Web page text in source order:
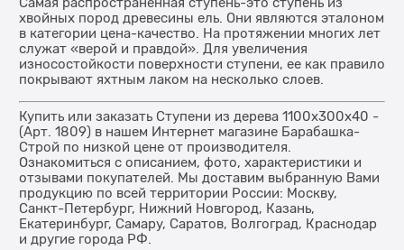
хвойных пород древесины ель. Они являются эталоном
в категории цена-качество. На протяжении многих лет
служат «верой и правдой». Для увеличения
износостойкости поверхности ступени, ее как правило
покрывают яхтным лаком на несколько слоев.
Купить или заказать Ступени из дерева 1100x300x40 -
(Арт. 1809) в нашем Интернет магазине Барабашка-
Строй по низкой цене от производителя.
Ознакомиться с описанием, фото, характеристики и
отзывами покупателей. Мы доставим выбранную Вами
продукцию по всей территории России: Москву,
Санкт-Петербург, Нижний Новгород, Казань,
Екатеринбург, Самару, Саратов, Волгоград, Краснодар
и другие города РФ.